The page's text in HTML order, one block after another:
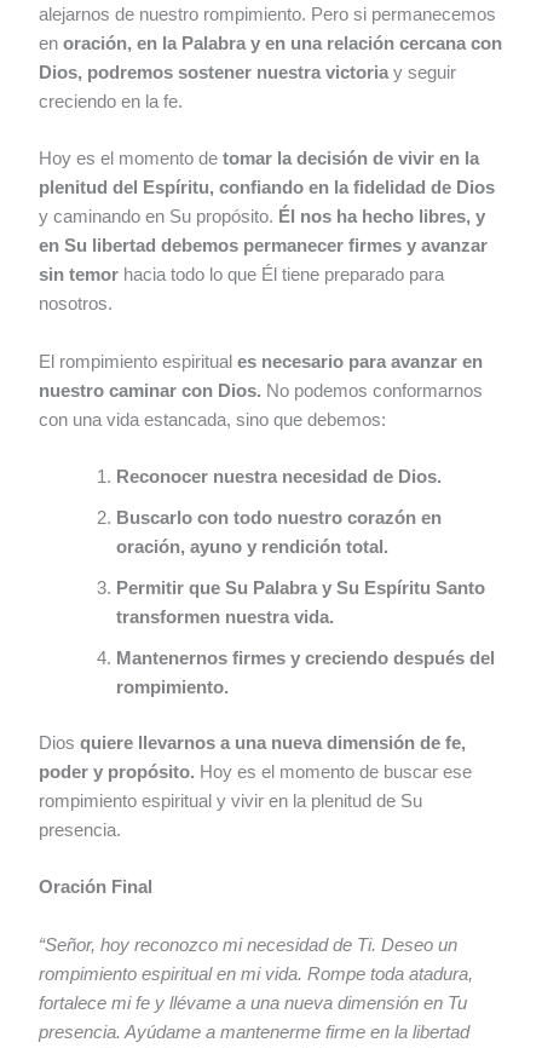
alejarnos de nuestro rompimiento. Pero si permanecemos
enoración, en la Palabra y en una relación cercana con
Dios, podremos sostener nuestra victoria y seguir
creciendo en la fe.
Hoy es el momento detomar la decisión de vivir en la
plenitud del Espíritu, confiando en la fidelidad de Dios
y caminando en Su propósito. Él nos ha hecho libres, y
en Su libertad debemos permanecer firmes y avanzar
sin temor hacia todo lo que Él tiene preparado para
nosotros.
El rompimiento espirituales necesario para avanzar en
nuestro caminar con Dios. No podemos conformarnos
con una vida estancada, sino que debemos:
Reconocer nuestra necesidad de Dios.
Buscarlo con todo nuestro corazón en
oración, ayuno y rendición total.
Permitir que Su Palabra y Su Espíritu Santo
transformen nuestra vida.
Mantenernos firmes y creciendo después del
rompimiento.
Diosquiere llevarnos a una nueva dimensión de fe,
poder y propósito. Hoy es el momento de buscar ese
rompimiento espiritual y vivir en la plenitud de Su
presencia.
Oración Final
“Señor, hoy reconozco mi necesidad de Ti. Deseo un
rompimiento espiritual en mi vida. Rompe toda atadura,
fortalece mi fe y llévame a una nueva dimensión en Tu
presencia. Ayúdame a mantenerme firme en la libertad